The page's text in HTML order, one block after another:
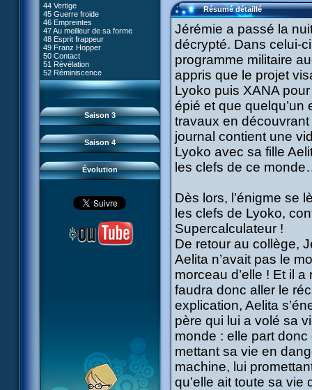
44 Vertige
45 Guerre froide
46 Empreintes
47 Au meilleur de sa forme
48 Esprit frappeur
49 Franz Hopper
50 Contact
51 Révélation
52 Réminiscence
Saison 3
54 Lyoko moins un
55 Raz de marée
56 Fausse piste
57 Aelita
58 Le prétendant
59 Le secret
60 Tarentule au plafond
61 Sabotage
62 Désincarnation
63 Triple sot
64 Surmenage
65 Dernier round
Saison 4
81 Oeil pour oeil
82 Mémoire blanche
83 Superstition
84 Missile guidé
85 La belle de Kadic
86 Kiwi superstar
87 Planète bleue
88 Cousins ennemis
89 Il est sensé d'être insensé
90 Médusée
91 Mauvaises ondes
93 Retour
94 Contre-attaque
95 Souvenirs
Évolution
#09 - Comment tromper XANA
#10 - Le réveil du guerrier
#11 - Rendez-vous
#12 - Chaos à Kadic
#13 - Vendredi 13
#14 - Intrusion
#15 - Les sans-codes
#16 - Confusion
#17 - Un avenir professionnel
assuré
#18 - Obstination
#19 - Le piège
#21 - Faux-semblants
#22 - Mutinerie
#24 - Paradoxe temporel
#25 - Hécatombe
#26 - Ultime mission
Résumé détaillé
Jérémie a passé la
décrypté. Dans celui-
programme militaire
appris que le projet
Lyoko puis XANA
épié et que
travaux en
journal contient une
Lyoko avec sa fille
les clefs de ce
Dès lors, l’énigme se
les clefs de Lyoko,
Supercalculateur !
De retour au collège,
Aelita n’avait pas le
morceau d’elle ! Et il
faudra donc aller le
explication, Aelita
père qui lui a volé sa
monde : elle part
mettant sa vie en
machine, lui
qu’elle ait toute sa vie